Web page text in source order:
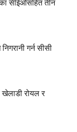
सीईओसहित तीन
गर्न सीसी
खेलाडी रोयल र